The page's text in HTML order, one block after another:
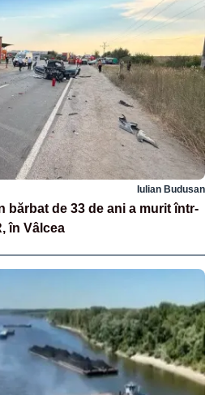
Iulian Budusan
bărbat de 33 de ani a murit într-
în Vâlcea